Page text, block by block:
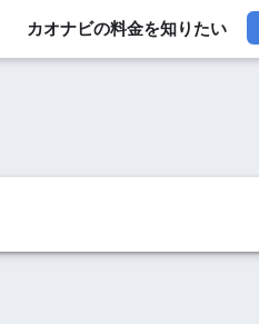
カオナビの料金を知りたい